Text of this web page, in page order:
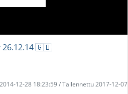
26.12.14 🇬🇧
12-28 18:23:59 / Tallennettu 2017-12-07